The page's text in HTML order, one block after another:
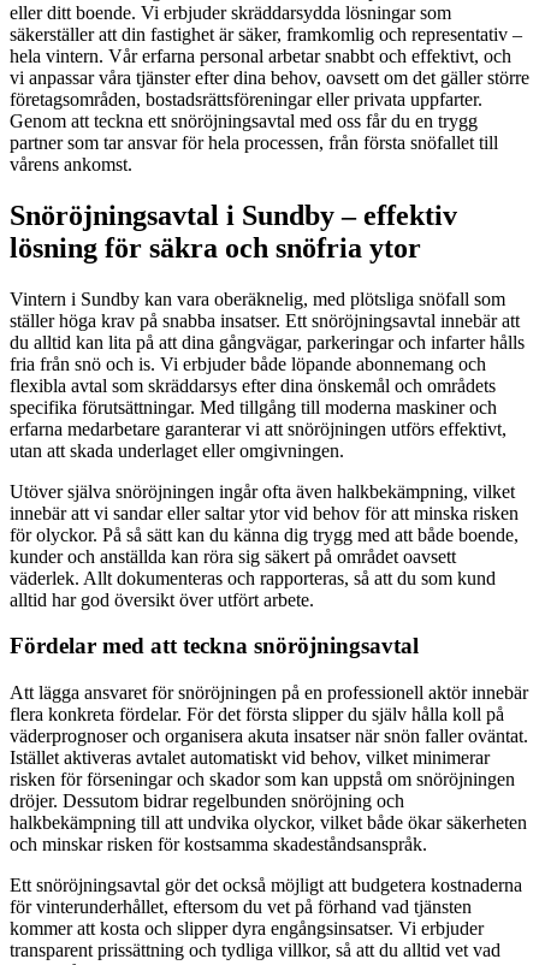
eller ditt boende. Vi erbjuder skräddarsydda lösningar som
säkerställer att din fastighet är säker, framkomlig och representativ –
hela vintern. Vår erfarna personal arbetar snabbt och effektivt, och
vi anpassar våra tjänster efter dina behov, oavsett om det gäller större
företagsområden, bostadsrättsföreningar eller privata uppfarter.
Genom att teckna ett snöröjningsavtal med oss får du en trygg
partner som tar ansvar för hela processen, från första snöfallet till
vårens ankomst.
Snöröjningsavtal i Sundby – effektiv
lösning för säkra och snöfria ytor
Vintern i Sundby kan vara oberäknelig, med plötsliga snöfall som
ställer höga krav på snabba insatser. Ett snöröjningsavtal innebär att
du alltid kan lita på att dina gångvägar, parkeringar och infarter hålls
fria från snö och is. Vi erbjuder både löpande abonnemang och
flexibla avtal som skräddarsys efter dina önskemål och områdets
specifika förutsättningar. Med tillgång till moderna maskiner och
erfarna medarbetare garanterar vi att snöröjningen utförs effektivt,
utan att skada underlaget eller omgivningen.
Utöver själva snöröjningen ingår ofta även halkbekämpning, vilket
innebär att vi sandar eller saltar ytor vid behov för att minska risken
för olyckor. På så sätt kan du känna dig trygg med att både boende,
kunder och anställda kan röra sig säkert på området oavsett
väderlek. Allt dokumenteras och rapporteras, så att du som kund
alltid har god översikt över utfört arbete.
Fördelar med att teckna snöröjningsavtal
Att lägga ansvaret för snöröjningen på en professionell aktör innebär
flera konkreta fördelar. För det första slipper du själv hålla koll på
väderprognoser och organisera akuta insatser när snön faller oväntat.
Istället aktiveras avtalet automatiskt vid behov, vilket minimerar
risken för förseningar och skador som kan uppstå om snöröjningen
dröjer. Dessutom bidrar regelbunden snöröjning och
halkbekämpning till att undvika olyckor, vilket både ökar säkerheten
och minskar risken för kostsamma skadeståndsanspråk.
Ett snöröjningsavtal gör det också möjligt att budgetera kostnaderna
för vinterunderhållet, eftersom du vet på förhand vad tjänsten
kommer att kosta och slipper dyra engångsinsatser. Vi erbjuder
transparent prissättning och tydliga villkor, så att du alltid vet vad